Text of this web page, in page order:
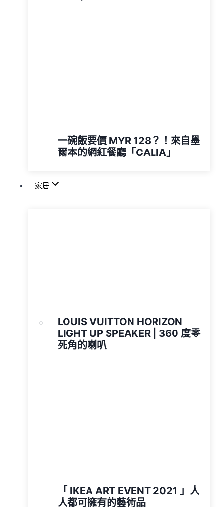
一碗飯要價 MYR 128？！來自墨
爾本的網紅餐廳「CALIA」
家居
LOUIS VUITTON HORIZON
LIGHT UP SPEAKER | 360 度零
死角的喇叭
「 IKEA ART EVENT 2021 」人
人都可擁有的藝術品